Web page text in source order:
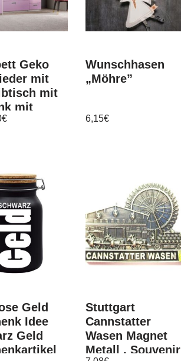
Geko
mit
mit
mit
€
Wunschhasen
„Möhre”
6,15€
Geld
Idee
Geld
Stuttgart
Cannstatter
Wasen Magnet
Metall , Souvenir